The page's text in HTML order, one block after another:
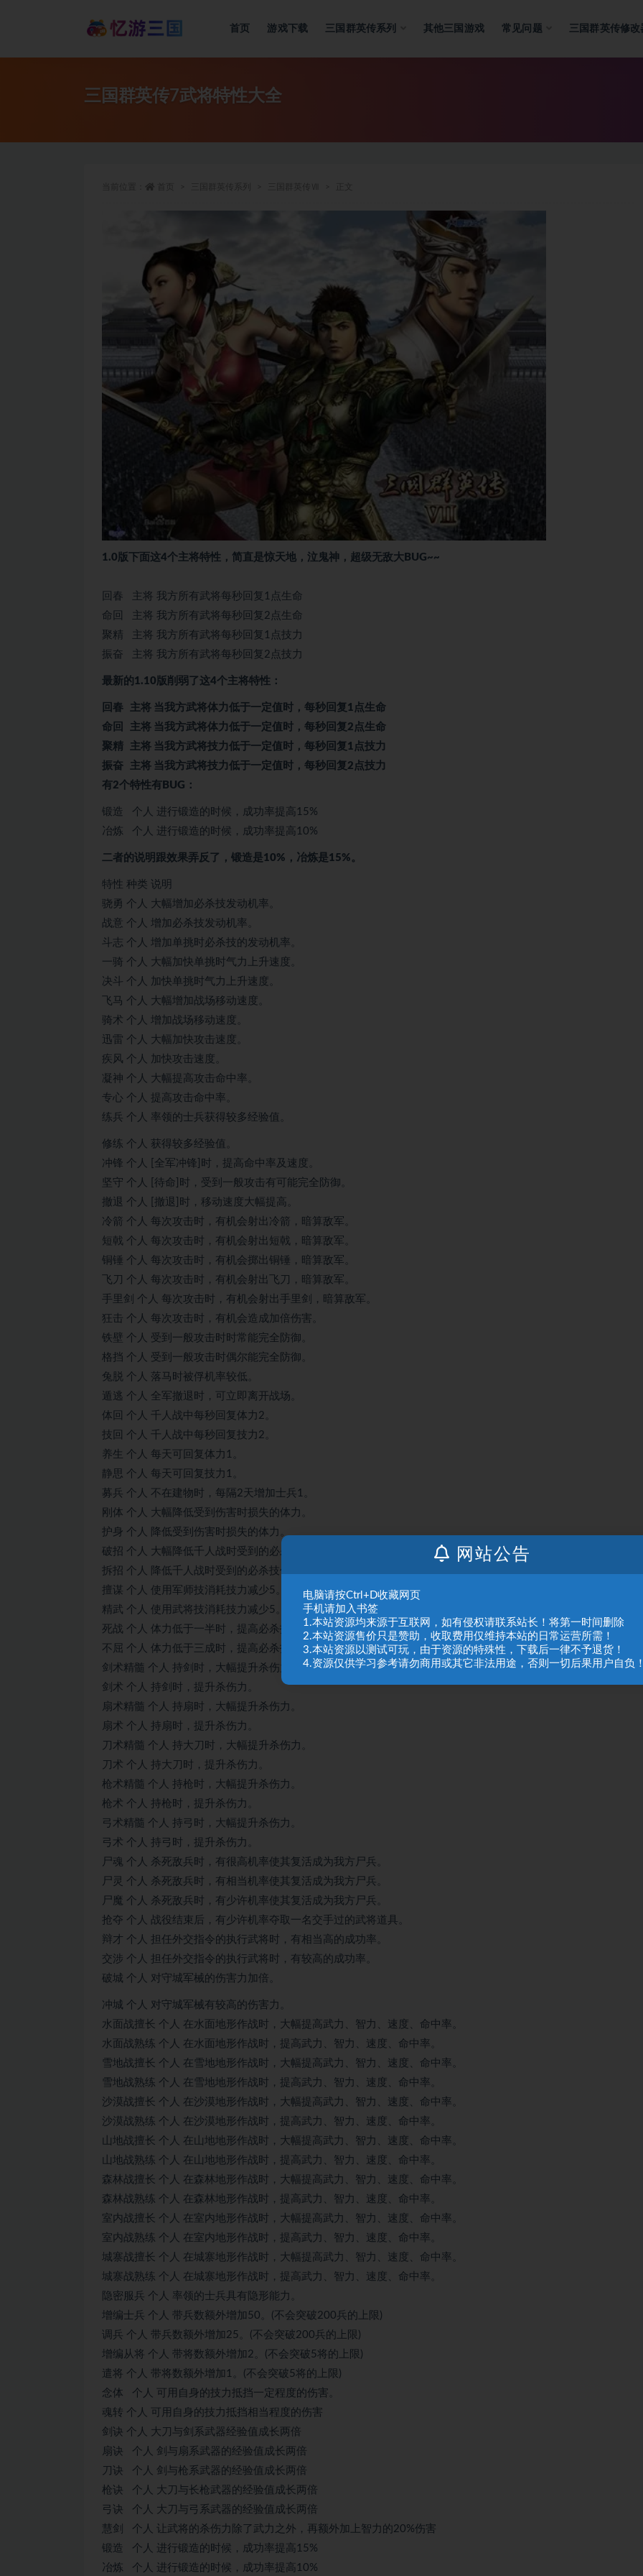
首页 游戏下载 三国群英传系列 其他三国游戏 常见问题 三国群英传修改
三国群英传7武将特性大全
1.0版下面这4个主将特性，简直是惊天地，泣鬼神，超级无敌大BUG~~
回春 主将 我方所有武将每秒回复1点生命
命回 主将 我方所有武将每秒回复2点生命
聚精 主将 我方所有武将每秒回复1点技力
振奋 主将 我方所有武将每秒回复2点技力
最新的1.10版削弱了这4个主将特性：
回春 主将 当我方武将体力低于一定值时，每秒回复1点生命
命回 主将 当我方武将体力低于一定值时，每秒回复2点生命
聚精 主将 当我方武将技力低于一定值时，每秒回复1点技力
振奋 主将 当我方武将技力低于一定值时，每秒回复2点技力
有2个特性有BUG：
锻造 个人 进行锻造的时候，成功率提高15%
冶炼 个人 进行锻造的时候，成功率提高10%
二者的说明跟效果弄反了，锻造是10%，冶炼是15%。
特性 种类 说明
骁勇 个人 大幅增加必杀技发动机率。
战意 个人 增加必杀技发动机率。
斗志 个人 增加单挑时必杀技的发动机率。
一骑 个人 大幅加快单挑时气力上升速度。
决斗 个人 加快单挑时气力上升速度。
飞马 个人 大幅增加战场移动速度。
骑术 个人 增加战场移动速度。
迅雷 个人 大幅加快攻击速度。
疾风 个人 加快攻击速度。
凝神 个人 大幅提高攻击命中率。
专心 个人 提高攻击命中率。
练兵 个人 率领的士兵获得较多经验值。
修练 个人 获得较多经验值。
冲锋 个人 [全军冲锋]时，提高命中率及速度。
坚守 个人 [待命]时，受到一般攻击有可能完全防御。
撤退 个人 [撤退]时，移动速度大幅提高。
冷箭 个人 每次攻击时，有机会射出冷箭，暗算敌军。
短戟 个人 每次攻击时，有机会射出短戟，暗算敌军。
铜锤 个人 每次攻击时，有机会掷出铜锤，暗算敌军。
飞刀 个人 每次攻击时，有机会射出飞刀，暗算敌军。
手里剑 个人 每次攻击时，有机会射出手里剑，暗算敌军。
狂击 个人 每次攻击时，有机会造成加倍伤害。
铁壁 个人 受到一般攻击时时常能完全防御。
格挡 个人 受到一般攻击时偶尔能完全防御。
兔脱 个人 落马时被俘机率较低。
遁逃 个人 全军撤退时，可立即离开战场。
体回 个人 千人战中每秒回复体力2。
技回 个人 千人战中每秒回复技力2。
养生 个人 每天可回复体力1。
静思 个人 每天可回复技力1。
募兵 个人 不在建物时，每隔2天增加士兵1。
刚体 个人 大幅降低受到伤害时损失的体力。
护身 个人 降低受到伤害时损失的体力。
破招 个人 大幅降低千人战时受到的必杀技伤害。
拆招 个人 降低千人战时受到的必杀技伤害。
擅谋 个人 使用军师技消耗技力减少5。
精武 个人 使用武将技消耗技力减少5。
死战 个人 体力低于一半时，提高必杀技使用机率，体力越低，机率越高。
不屈 个人 体力低于三成时，提高必杀技使用机率，体力越低，机率越高。
剑术精髓 个人 持剑时，大幅提升杀伤力。
剑术 个人 持剑时，提升杀伤力。
扇术精髓 个人 持扇时，大幅提升杀伤力。
扇术 个人 持扇时，提升杀伤力。
刀术精髓 个人 持大刀时，大幅提升杀伤力。
刀术 个人 持大刀时，提升杀伤力。
枪术精髓 个人 持枪时，大幅提升杀伤力。
枪术 个人 持枪时，提升杀伤力。
弓术精髓 个人 持弓时，大幅提升杀伤力。
弓术 个人 持弓时，提升杀伤力。
尸魂 个人 杀死敌兵时，有很高机率使其复活成为我方尸兵。
尸灵 个人 杀死敌兵时，有相当机率使其复活成为我方尸兵。
尸魔 个人 杀死敌兵时，有少许机率使其复活成为我方尸兵。
抢夺 个人 战役结束后，有少许机率夺取一名交手过的武将道具。
辩才 个人 担任外交指令的执行武将时，有相当高的成功率。
交涉 个人 担任外交指令的执行武将时，有较高的成功率。
破城 个人 对守城军械的伤害力加倍。
冲城 个人 对守城军械有较高的伤害力。
水面战擅长 个人 在水面地形作战时，大幅提高武力、智力、速度、命中率。
水面战熟练 个人 在水面地形作战时，提高武力、智力、速度、命中率。
雪地战擅长 个人 在雪地地形作战时，大幅提高武力、智力、速度、命中率。
雪地战熟练 个人 在雪地地形作战时，提高武力、智力、速度、命中率。
沙漠战擅长 个人 在沙漠地形作战时，大幅提高武力、智力、速度、命中率。
沙漠战熟练 个人 在沙漠地形作战时，提高武力、智力、速度、命中率。
山地战擅长 个人 在山地地形作战时，大幅提高武力、智力、速度、命中率。
山地战熟练 个人 在山地地形作战时，提高武力、智力、速度、命中率。
森林战擅长 个人 在森林地形作战时，大幅提高武力、智力、速度、命中率。
森林战熟练 个人 在森林地形作战时，提高武力、智力、速度、命中率。
室内战擅长 个人 在室内地形作战时，大幅提高武力、智力、速度、命中率。
室内战熟练 个人 在室内地形作战时，提高武力、智力、速度、命中率。
城寨战擅长 个人 在城寨地形作战时，大幅提高武力、智力、速度、命中率。
城寨战熟练 个人 在城寨地形作战时，提高武力、智力、速度、命中率。
隐密服兵 个人 率领的士兵具有隐形能力。
增编士兵 个人 带兵数额外增加50。(不会突破200兵的上限)
调兵 个人 带兵数额外增加25。(不会突破200兵的上限)
增编从将 个人 带将数额外增加2。(不会突破5将的上限)
遣将 个人 带将数额外增加1。(不会突破5将的上限)
念体 个人 可用自身的技力抵挡一定程度的伤害。
魂转 个人 可用自身的技力抵挡相当程度的伤害
剑诀 个人 大刀与剑系武器经验值成长两倍
扇诀 个人 剑与扇系武器的经验值成长两倍
刀诀 个人 剑与枪系武器的经验值成长两倍
枪诀 个人 大刀与长枪武器的经验值成长两倍
弓诀 个人 大刀与弓系武器的经验值成长两倍
慧剑 个人 让武将的杀伤力除了武力之外，再额外加上智力的20%伤害
锻造 个人 进行锻造的时候，成功率提高15%
冶炼 个人 进行锻造的时候，成功率提高10%
网站公告
电脑请按Ctrl+D收藏网页
手机请加入书签
1.本站资源均来源于互联网，如有侵权请联系站长！将第一时间删除
2.本站资源售价只是赞助，收取费用仅维持本站的日常运营所需！
3.本站资源以测试可玩，由于资源的特殊性，下载后一律不予退货！
4.资源仅供学习参考请勿商用或其它非法用途，否则一切后果用户自负